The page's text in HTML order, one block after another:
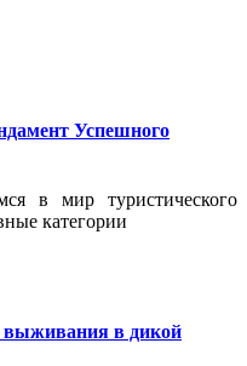
Успешного
в мир туристического
категории
выживания в дикой